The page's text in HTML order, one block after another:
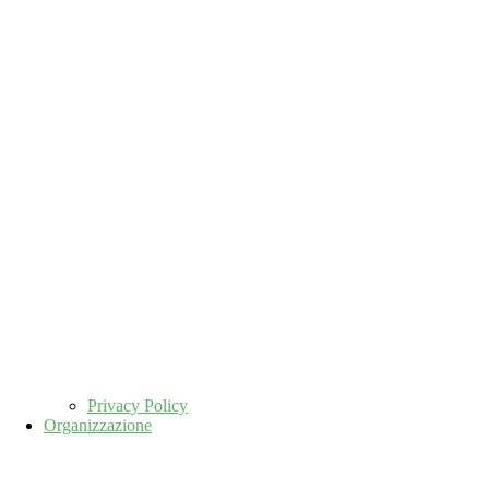
Privacy Policy
Organizzazione